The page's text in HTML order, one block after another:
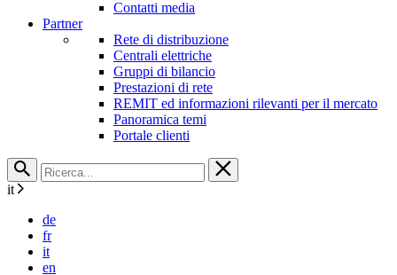
Contatti media
Partner
Rete di distribuzione
Centrali elettriche
Gruppi di bilancio
Prestazioni di rete
REMIT ed informazioni rilevanti per il mercato
Panoramica temi
Portale clienti
it
de
fr
it
en